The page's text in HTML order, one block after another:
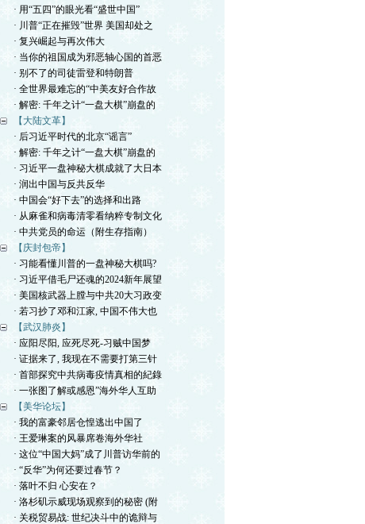
· 用“五四”的眼光看“盛世中国”
· 川普“正在摧毁”世界 美国却处之
· 复兴崛起与再次伟大
· 当你的祖国成为邪恶轴心国的首恶
· 别不了的司徒雷登和特朗普
· 全世界最难忘的“中美友好合作故
· 解密: 千年之计“一盘大棋”崩盘的
【大陆文革】
· 后习近平时代的北京“谣言”
· 解密: 千年之计“一盘大棋”崩盘的
· 习近平一盘神秘大棋成就了大日本
· 润出中国与反共反华
· 中国会“好下去”的选择和出路
· 从麻雀和病毒清零看纳粹专制文化
· 中共党员的命运（附生存指南）
【庆封包帝】
· 习能看懂川普的一盘神秘大棋吗?
· 习近平借毛尸还魂的2024新年展望
· 美国核武器上膛与中共20大习政变
· 若习抄了邓和江家, 中国不伟大也
【武汉肺炎】
· 应阳尽阳, 应死尽死-习贼中国梦
· 证据来了, 我现在不需要打第三针
· 首部探究中共病毒疫情真相的紀錄
· 一张图了解或感恩”海外华人互助
【美华论坛】
· 我的富豪邻居仓惶逃出中国了
· 王爱琳案的风暴席卷海外华社
· 这位“中国大妈”成了川普访华前的
· “反华”为何还要过春节？
· 落叶不归 心安在？
· 洛杉矶示威现场观察到的秘密 (附
· 关税贸易战: 世纪决斗中的诡辩与